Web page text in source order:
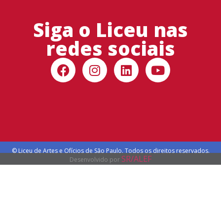
Siga o Liceu nas
redes sociais
© Liceu de Artes e Ofícios de São Paulo. Todos os direitos reservados.
Desenvolvido por SR/ALEF